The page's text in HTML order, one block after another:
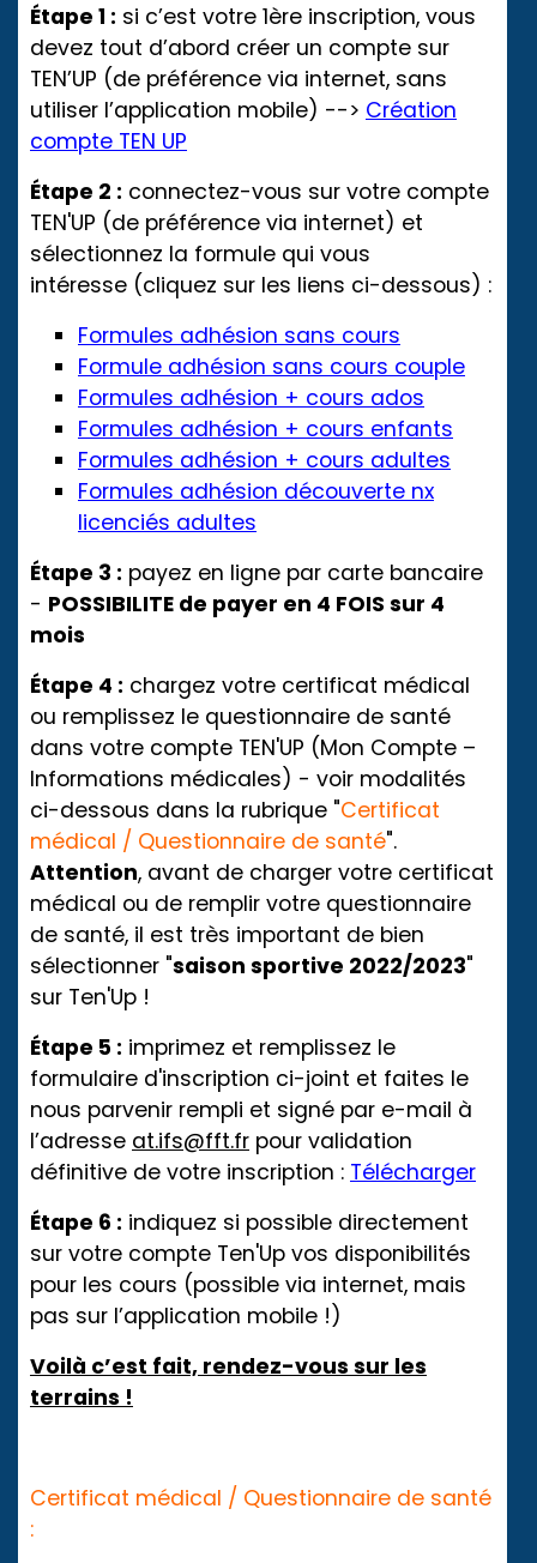
Étape 1 : si c’est votre 1ère inscription, vous
devez tout d’abord créer un compte sur
TEN’UP (de préférence via internet, sans
utiliser l’application mobile) --> Création
compte TEN UP
Étape 2 : connectez-vous sur votre compte
TEN'UP (de préférence via internet) et
sélectionnez la formule qui vous
intéresse (cliquez sur les liens ci-dessous) :
Formules adhésion sans cours
Formule adhésion sans cours couple
Formules adhésion + cours ados
Formules adhésion + cours enfants
Formules adhésion + cours adultes
Formules adhésion découverte nx
licenciés adultes
Étape 3 : payez en ligne par carte bancaire
- POSSIBILITE de payer en 4 FOIS sur 4
mois
Étape 4 : chargez votre certificat médical
ou remplissez le questionnaire de santé
dans votre compte TEN'UP (Mon Compte –
Informations médicales) - voir modalités
ci-dessous dans la rubrique "Certificat
médical / Questionnaire de santé".
Attention, avant de charger votre certificat
médical ou de remplir votre questionnaire
de santé, il est très important de bien
sélectionner "saison sportive 2022/2023"
sur Ten'Up !
Étape 5 : imprimez et remplissez le
formulaire d'inscription ci-joint et faites le
nous parvenir rempli et signé par e-mail à
l’adresse at.ifs@fft.fr pour validation
définitive de votre inscription : Télécharger
Étape 6 : indiquez si possible directement
sur votre compte Ten'Up vos disponibilités
pour les cours (possible via internet, mais
pas sur l’application mobile !)
Voilà c’est fait, rendez-vous sur les
terrains !
Certificat médical / Questionnaire de santé
: